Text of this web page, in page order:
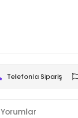
Telefonla Sipariş
Yorumlar